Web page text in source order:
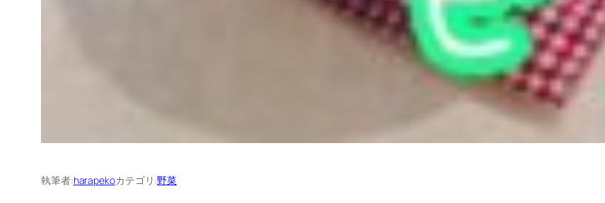
執筆者:harapekoカテゴリ:野菜